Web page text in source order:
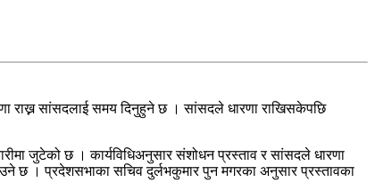
राख्न सांसदलाई समय दिनुहुने छ । सांसदले धारणा राखिसकेपछि
जुटेको छ । कार्यविधिअनुसार संशोधन प्रस्ताव र सांसदले धारणा
छ । प्रदेशसभाका सचिव दुर्लभकुमार पुन मगरका अनुसार प्रस्तावका